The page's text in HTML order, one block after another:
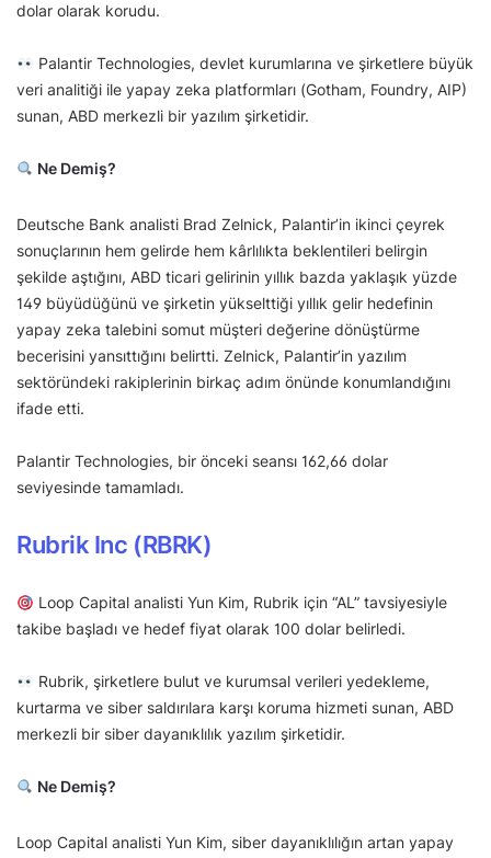
dolar olarak korudu.
Palantir Technologies, devlet kurumlarına ve şirketlere büyük
veri analitiği ile yapay zeka platformları (Gotham, Foundry, AIP)
sunan, ABD merkezli bir yazılım şirketidir.
Ne Demiş?
Deutsche Bank analisti Brad Zelnick, Palantir’in ikinci çeyrek
sonuçlarının hem gelirde hem kârlılıkta beklentileri belirgin
şekilde aştığını, ABD ticari gelirinin yıllık bazda yaklaşık yüzde
149 büyüdüğünü ve şirketin yükselttiği yıllık gelir hedefinin
yapay zeka talebini somut müşteri değerine dönüştürme
becerisini yansıttığını belirtti. Zelnick, Palantir’in yazılım
sektöründeki rakiplerinin birkaç adım önünde konumlandığını
ifade etti.
Palantir Technologies, bir önceki seansı 162,66 dolar
seviyesinde tamamladı.
Rubrik Inc (RBRK)
Loop Capital analisti Yun Kim, Rubrik için “AL” tavsiyesiyle
takibe başladı ve hedef fiyat olarak 100 dolar belirledi.
Rubrik, şirketlere bulut ve kurumsal verileri yedekleme,
kurtarma ve siber saldırılara karşı koruma hizmeti sunan, ABD
merkezli bir siber dayanıklılık yazılım şirketidir.
Ne Demiş?
Loop Capital analisti Yun Kim, siber dayanıklılığın artan yapay